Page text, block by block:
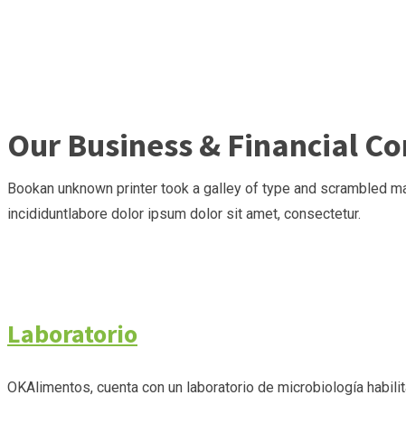
Our Business & Financial
Bookan unknown printer took a galley of type and scrambled
incididuntlabore dolor ipsum dolor sit amet, consectetur.
Laboratorio
OKAlimentos, cuenta con un laboratorio de microbiología